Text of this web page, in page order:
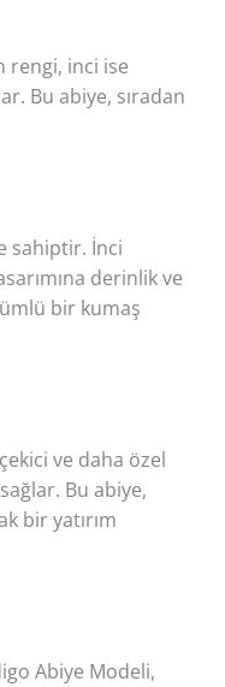
rengi, inci ise
Bu abiye, sıradan
sahiptir. İnci
derinlik ve
bir kumaş
ve daha özel
Bu abiye,
bir yatırım
Abiye Modeli,